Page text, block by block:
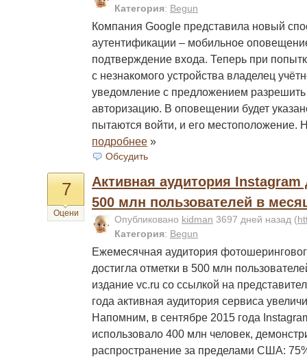
Категория: Begun
Компания Google представила новый
аутентификации – мобильное
подтверждение входа. Теперь при
c незнакомого устройства владелец
уведомление с предложением разрешить
авторизацию. В оповещении будет
пытаются войти, и его местоположение.
подробнее »
Обсудить
7
Оцени
Активная аудитория Instagram
500 млн пользователей в
Опубликовано kidman 3697 дней назад (
Категория: Begun
Ежемесячная аудитория
достигла отметки в 500 млн
издание vc.ru со ссылкой на
года активная аудитория сервиса
Напомним, в сентябре 2015 года
использовало 400 млн человек,
распространение за пределами США: